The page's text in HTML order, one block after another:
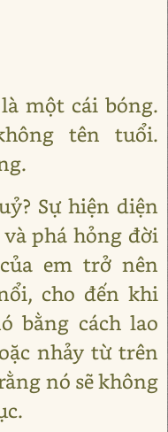
một cái bóng.
tên tuổi.
Sự hiện diện
phá hỏng đời
em trở nên
cho đến khi
bằng cách lao
nhảy từ trên
nó sẽ không